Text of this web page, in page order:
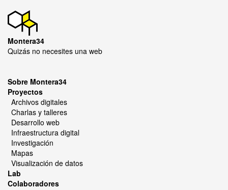
Montera34
Quizás no necesites una web
Sobre Montera34
Proyectos
Archivos digitales
Charlas y talleres
Desarrollo web
Infraestructura digital
Investigación
Mapas
Visualización de datos
Lab
Colaboradores